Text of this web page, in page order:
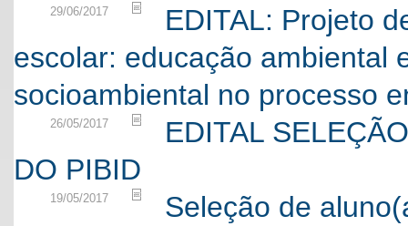
29/06/2017
EDITAL: Projeto
escolar: educação ambiental
socioambiental no processo
26/05/2017
EDITAL
DO PIBID
19/05/2017
Seleção de